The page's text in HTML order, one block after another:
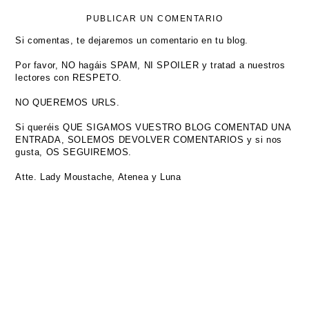
PUBLICAR UN COMENTARIO
Si comentas, te dejaremos un comentario en tu blog.
Por favor, NO hagáis SPAM, NI SPOILER y tratad a nuestros
lectores con RESPETO.
NO QUEREMOS URLS.
Si queréis QUE SIGAMOS VUESTRO BLOG COMENTAD UNA
ENTRADA, SOLEMOS DEVOLVER COMENTARIOS y si nos
gusta, OS SEGUIREMOS.
Atte. Lady Moustache, Atenea y Luna